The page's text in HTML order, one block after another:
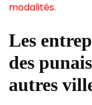
modalités.
Les
des
autres